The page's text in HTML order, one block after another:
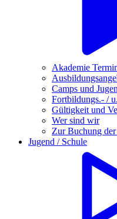
Akademie
Camps und
Fortbildungs.- /
Gültigkeit und
Wer sind wir
Zur Buchung
Jugend / Schule